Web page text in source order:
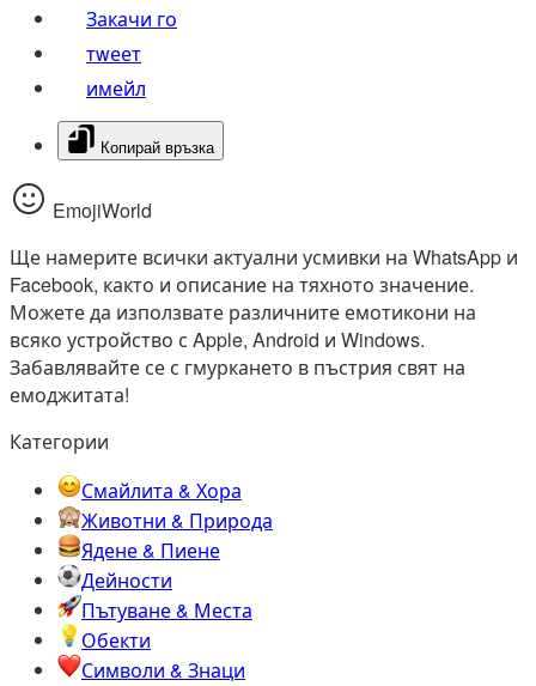
Закачи го
тwеет
имейл
Копирай връзка
EmojiWorld
Ще намерите всички актуални усмивки на WhatsApp и
Facebook, както и описание на тяхното значение.
Можете да използвате различните емотикони на
всяко устройство с Apple, Android и Windows.
Забавлявайте се с гмуркането в пъстрия свят на
емоджитата!
Категории
Смайлита & Хора
Животни & Природа
Ядене & Пиене
Дейности
Пътуване & Места
Обекти
Символи & Знаци